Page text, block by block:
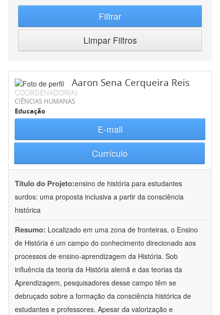
Filtrar
Limpar Filtros
Aaron Sena Cerqueira Reis
COORDENADOR(A)
CIÊNCIAS HUMANAS
Educação
E-mail
Currículo
Título do Projeto:ensino de história para estudantes
surdos: uma proposta inclusiva a partir da consciência
histórica
Resumo: Localizado em uma zona de fronteiras, o Ensino
de História é um campo do conhecimento direcionado aos
processos de ensino-aprendizagem da História. Sob
influência da teoria da História alemã e das teorias da
Aprendizagem, pesquisadores desse campo têm se
debruçado sobre a formação da consciência histórica de
estudantes e professores. Apesar da valorização e